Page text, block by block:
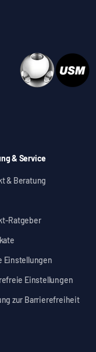
& Service
& Beratung
Ratgeber
Einstellungen
Einstellungen
zur Barrierefreiheit